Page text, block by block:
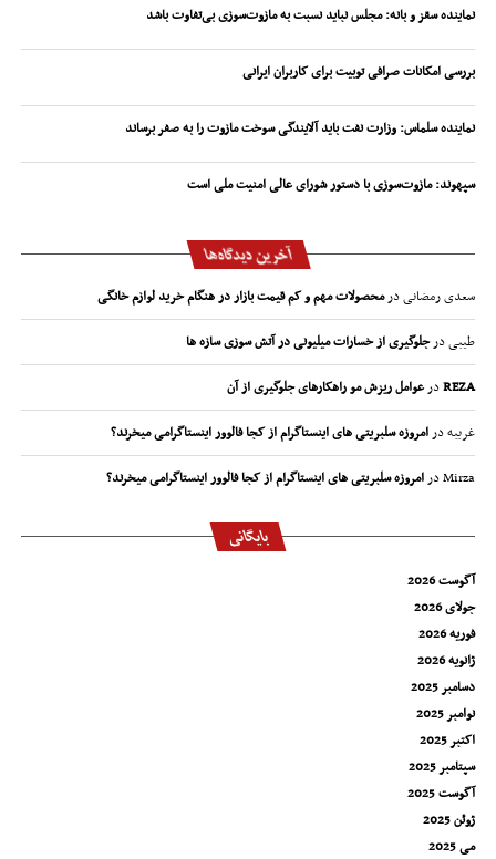
نماینده سقز و بانه: مجلس نباید نسبت به مازوت‌سوزی بی‌تفاوت باشد
بررسی امکانات صرافی توبیت برای کاربران ایرانی
نماینده سلماس: وزارت نفت باید آلایندگی سوخت مازوت را به صفر برساند
سپهوند:‌ مازوت‌سوزی با دستور شورای عالی امنیت ملی است
آخرین دیدگاه‌ها
سعدی رمضانیدرمحصولات مهم و کم قیمت بازار در هنگام خرید لوازم خانگی
طیبیدرجلوگیری از خسارات میلیونی در آتش سوزی سازه ها
REZAدرعوامل ریزش مو راهکارهای جلوگیری از آن
غریبهدرامروزه سلبریتی های اینستاگرام از کجا فالوور اینستاگرامی میخرند؟
Mirzaدرامروزه سلبریتی های اینستاگرام از کجا فالوور اینستاگرامی میخرند؟
بایگانی
آگوست 2026
جولای 2026
فوریه 2026
ژانویه 2026
دسامبر 2025
نوامبر 2025
اکتبر 2025
سپتامبر 2025
آگوست 2025
ژوئن 2025
می 2025